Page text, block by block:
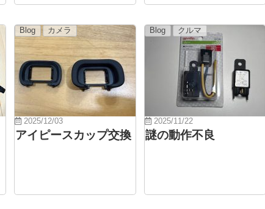
Blog カメラ
2025/12/03
アイピースカップ交換
Blog クルマ
2025/11/22
謎の動作不良